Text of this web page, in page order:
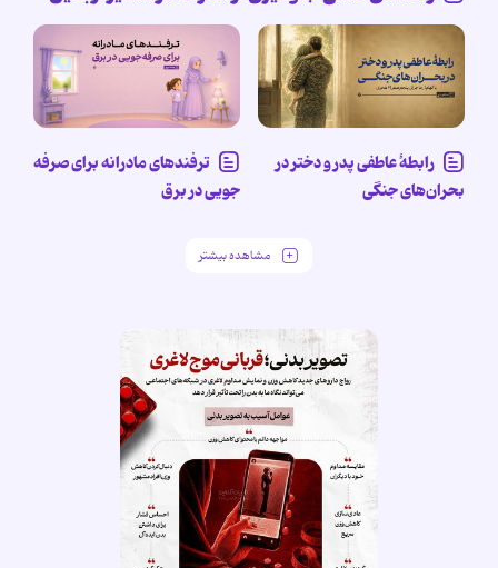
رابطۀ عاطفی پدر و دختر در
بحران‌های جنگی
ترفندهای مادرانه برای صرفه
جویی در برق
مشاهده بیشتر